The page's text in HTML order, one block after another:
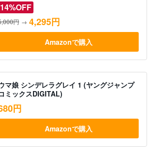
14%OFF
円 → 4,295円
Amazonで購入
マ娘 シンデレラグレイ 1 (ヤングジャンプ
ミックスDIGITAL)
円
Amazonで購入